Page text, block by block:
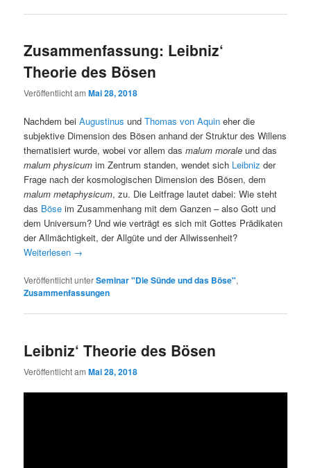
Zusammenfassung: Leibniz‘
Theorie des Bösen
Veröffentlicht amMai 28, 2018
Nachdem beiAugustinus undThomas von Aquin eher die
subjektive Dimension des Bösen anhand der Struktur des Willens
thematisiert wurde, wobei vor allem dasmalum morale und das
malum physicum im Zentrum standen, wendet sich Leibniz der
Frage nach der kosmologischen Dimension des Bösen, dem
malum metaphysicum, zu. Die Leitfrage lautet dabei: Wie steht
das Böse im Zusammenhang mit dem Ganzen – also Gott und
dem Universum? Und wie verträgt es sich mit Gottes Prädikaten
der Allmächtigkeit, der Allgüte und der Allwissenheit?
Weiterlesen →
Veröffentlicht unterSeminar "Die Sünde und das Böse",
Zusammenfassungen
Leibniz‘ Theorie des Bösen
Veröffentlicht amMai 28, 2018